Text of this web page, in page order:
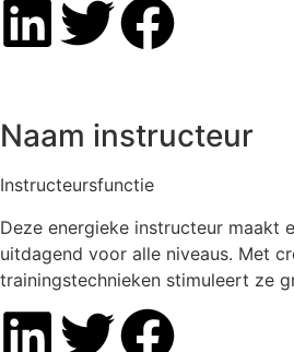
Naam instructeur
Instructeursfunctie
Deze energieke instructeur maakt
uitdagend voor alle niveaus. Met
trainingstechnieken stimuleert ze